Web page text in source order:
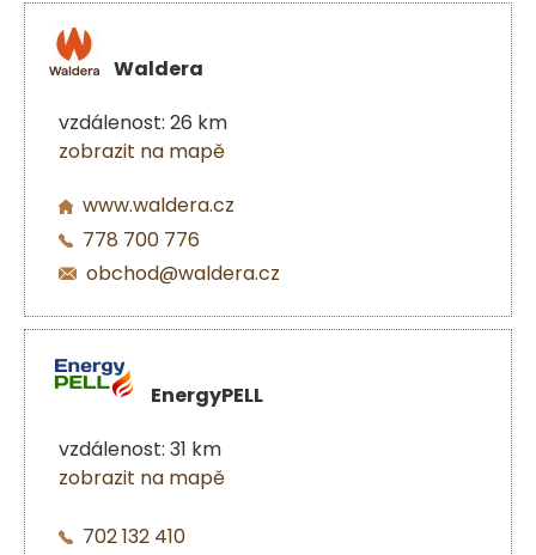
Waldera
vzdálenost: 26 km
zobrazit na mapě
www.waldera.cz
778 700 776
obchod@waldera.cz
EnergyPELL
vzdálenost: 31 km
zobrazit na mapě
702 132 410